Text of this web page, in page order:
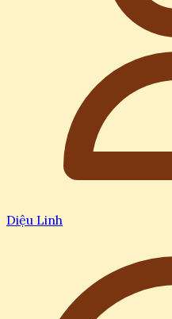
Diệu Linh